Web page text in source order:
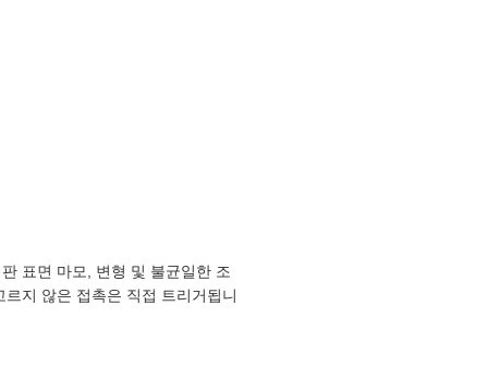
표면 마모, 변형 및 불균일한 조
르지 않은 접촉은 직접 트리거됩니